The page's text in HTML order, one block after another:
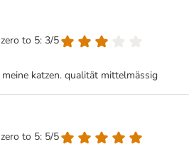
to 5: 3/5
katzen. qualität mittelmässig
to 5: 5/5